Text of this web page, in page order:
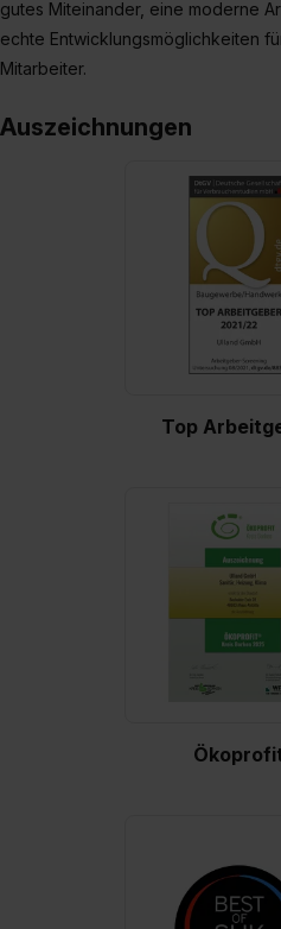
Wirkung für die Zukunft ganz
Datenschutzerklärung unter
Einstellungen“ widerrufen.
zeigen“. Weitere Informationen:
gutes Miteinander, eine moderne
echte Entwicklungsmöglichkeiten
Mitarbeiter.
Auszeichnungen
Top